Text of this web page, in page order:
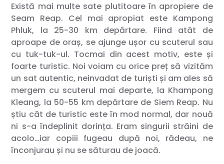
Există mai multe sate plutitoare în apropiere de
Seam Reap. Cel mai apropiat este Kampong
Phluk, la 25-30 km depărtare. Fiind atât de
aproape de oraș, se ajunge ușor cu scuterul sau
cu tuk-tuk-ul. Tocmai din acest motiv, este și
foarte turistic. Noi voiam cu orice preț să vizităm
un sat autentic, neinvadat de turiști și am ales să
mergem cu scuterul mai departe, la Khampong
Kleang, la 50-55 km depărtare de Siem Reap. Nu
știu cât de turistic este în mod normal, dar nouă
ni s-a îndeplinit dorința. Eram singurii străini de
acolo…iar copiii fugeau după noi, râdeau, ne
înconjurau și nu se săturau de joacă.